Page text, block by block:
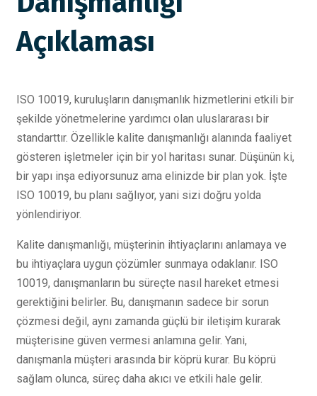
Açıklaması
ISO 10019, kuruluşların danışmanlık hizmetlerini etkili bir
şekilde yönetmelerine yardımcı olan uluslararası bir
standarttır. Özellikle kalite danışmanlığı alanında faaliyet
gösteren işletmeler için bir yol haritası sunar. Düşünün ki,
bir yapı inşa ediyorsunuz ama elinizde bir plan yok. İşte
ISO 10019, bu planı sağlıyor, yani sizi doğru yolda
yönlendiriyor.
Kalite danışmanlığı, müşterinin ihtiyaçlarını anlamaya ve
bu ihtiyaçlara uygun çözümler sunmaya odaklanır. ISO
10019, danışmanların bu süreçte nasıl hareket etmesi
gerektiğini belirler. Bu, danışmanın sadece bir sorun
çözmesi değil, aynı zamanda güçlü bir iletişim kurarak
müşterisine güven vermesi anlamına gelir. Yani,
danışmanla müşteri arasında bir köprü kurar. Bu köprü
sağlam olunca, süreç daha akıcı ve etkili hale gelir.